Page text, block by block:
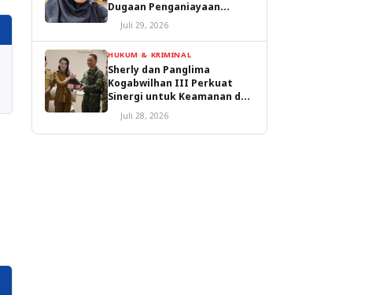
Dugaan Penganiayaan
Diproses
Juli 29, 2026
HUKUM & KRIMINAL
Sherly dan Panglima
Kogabwilhan III Perkuat
Sinergi untuk Keamanan dan
Pembangunan Malut
Juli 28, 2026